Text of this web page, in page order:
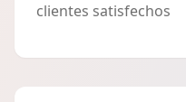
clientes satisfechos